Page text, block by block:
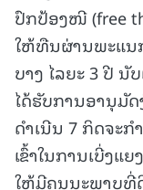
ປົກປ້ອງໜີ (free
ໃຫ້ທືນຜ່ານພະແນ
ບາງ ໄລຍະ 3 ປີ ນັ
ໄດ້ຮັບການອານຸມັດ
ດຳເນີນ 7 ກິດຈ
ເຂົ້າໃນການເບີ່ງ
ໃຫ້ມີຄຸນນະພາບທີ່